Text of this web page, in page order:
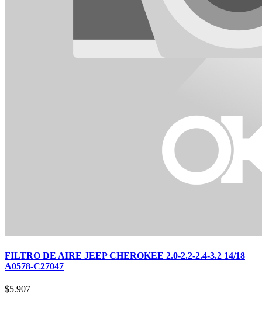
FILTRO DE AIRE JEEP CHEROKEE 2.0-2.2-2.4-3.2 14/18
A0578-C27047
$5.907